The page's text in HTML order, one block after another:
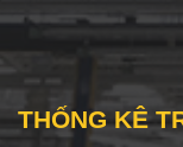
THỐNG KÊ